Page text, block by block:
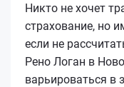
Никто не хочет
страхование, но
если не
Рено Логан в
варьироваться в